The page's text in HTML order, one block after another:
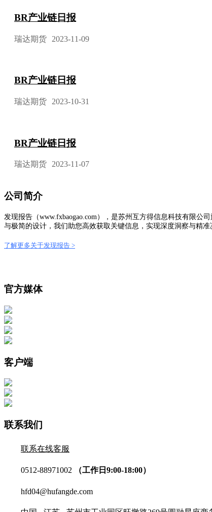
BR产业链日报
瑞达期货 2023-11-09
BR产业链日报
瑞达期货 2023-10-31
BR产业链日报
瑞达期货 2023-11-07
公司简介
发现报告（www.fxbaogao.com），是苏州互方得信息科技有限
与极简的设计，我们助您高效获取关键信息，实现深度洞察与精准
了解更多关于发现报告 >
官方媒体
客户端
联系我们
联系在线客服
0512-88971002 （工作日9:00-18:00）
hfd04@hufangde.com